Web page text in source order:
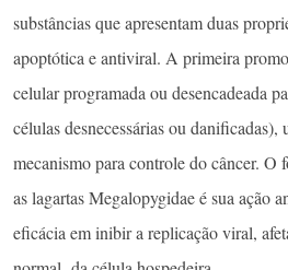
substâncias que apresentam duas
apoptótica e antiviral. A primeira
celular programada ou desencadeada
células desnecessárias ou
mecanismo para controle do câncer. O
as lagartas Megalopygidae é sua ação
eficácia eminibir a replicação viral,